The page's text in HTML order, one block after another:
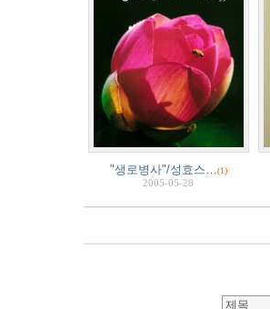
"생로병사"/성효스…(1)
2005-05-28